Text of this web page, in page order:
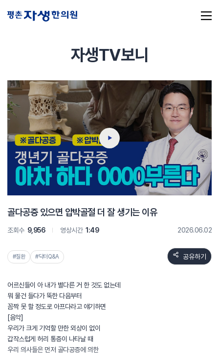
추천 검색어 #초음파약침 #척추압박골절
#교통사고후유증 #허리디스크 #목디스크
#추나요법
자생TV보니
골다공증 있으면 압박골절 더 잘 생기는 이유
조회수 9,956 영상시간 1:49 2026.06.02
#질환 #닥터Q&A 공유하기
어르신들이 아 내가 별다른 거 한 것도 없는데
뭐 물건 들다가 뚝한 다음부터
꼼짝 못 할 정도로 아프다라고 얘기하면
[음악]
우리가 크게 기억할 만한 외상이 없이
갑작스럽게 허리 통증이 나타날 때
우리 의사들은 먼저 골다공증에 의한